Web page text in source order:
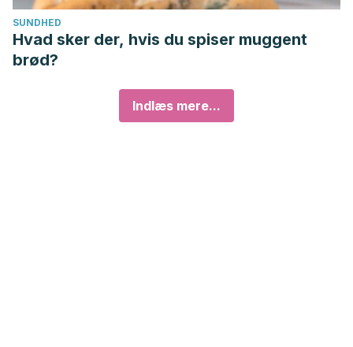
SUNDHED
Hvad sker der, hvis du spiser muggent
brød?
Indlæs mere...